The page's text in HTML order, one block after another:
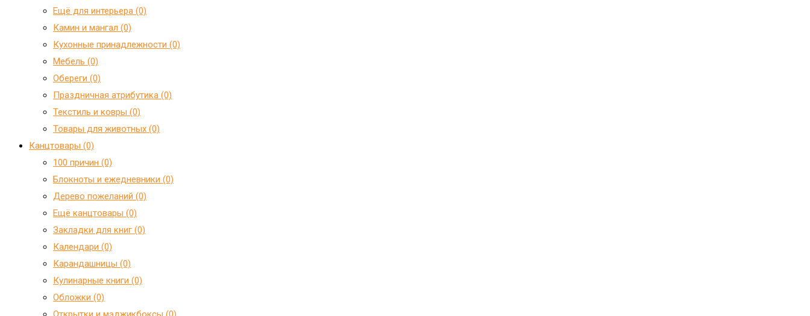
Ещё для интерьера (0)
Камин и мангал (0)
Кухонные принадлежности (0)
Мебель (0)
Обереги (0)
Праздничная атрибутика (0)
Текстиль и ковры (0)
Товары для животных (0)
Канцтовары (0)
100 причин (0)
Блокноты и ежедневники (0)
Дерево пожеланий (0)
Ещё канцтовары (0)
Закладки для книг (0)
Календари (0)
Карандашницы (0)
Кулинарные книги (0)
Обложки (0)